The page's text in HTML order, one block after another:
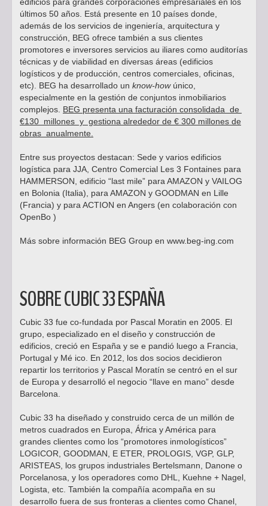
últimos 50 años. Está presente en 10 países donde,
además de los servicios de ingeniería, arquitectura y
construcción, BEG ofrece también a sus clientes
promotores e inversores servicios au iliares como auditorías
técnicas y de viabilidad en diversas áreas (edificios
logísticos y de producción, centros comerciales, oficinas,
etc). BEG ha desarrollado un know-how único,
especialmente en la gestión de conjuntos inmobiliarios
complejos. BEG presenta una facturación consolidada de
€130 millones y gestiona alrededor de € 300 millones de
obras anualmente.
Entre sus proyectos destacan: Sede y varios edificios
logística para JJA, Centro Comercial Les 3 Fontaines para
HAMMERSON, edificio “last mile” para AMAZON y VAILOG
en Bolonia (Italia), para AMAZON y GOODMAN en Lille
(Francia) y para ACTION en Angers (en colaboración con
OpenBo )
Más sobre información BEG Group en www.beg-ing.com
SOBRE CUBIC 33 ESPAÑA
Cubic 33 fue co-fundada por Pascal Moratin en 2005. El
grupo, especializado en el diseño y construcción de
edificios, creció en España y se e pandió luego a Francia,
Portugal y Mé ico. En 2012, los dos socios decidieron
repartir los territorios y Pascal Moratín se centró en el sur
de Europa y desarrolló el negocio “llave en mano” desde
Barcelona.
Cubic 33 ha diseñado y construido cerca de un millón de
metros cuadrados en Europa, África y América para
grandes clientes como los “promotores inmologísticos”
LOGICOR, GOODMAN, E ETER, PROLOGIS, VGP, GLP,
ARISTEAS, los grupos industriales Bertelsmann, Danone o
Porcelanosa, y los operadores como DHL, Kuehne + Nagel,
Logista, etc. También la compañía acompaña en su
desarrollo fuera de sus fronteras a clientes como Chanel,